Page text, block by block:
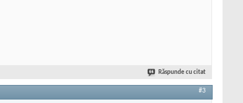
Răspunde cu citat
#3